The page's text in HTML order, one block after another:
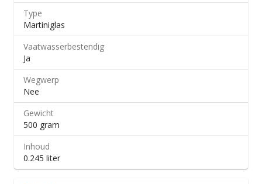
Type
Martiniglas
Vaatwasserbestendig
Ja
Wegwerp
Nee
Gewicht
500 gram
Inhoud
0.245 liter